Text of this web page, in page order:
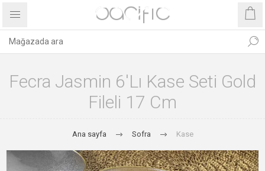
Fecra Jasmin 6'lı Kase Seti Gold
Fileli 17 Cm
Ana sayfa Sofra Kase